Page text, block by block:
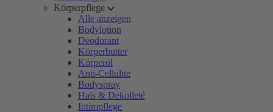
Körperpflege
Alle anzeigen
Bodylotion
Deodorant
Körperbutter
Körperöl
Anti-Cellulite
Bodyspray
Hals & Dekolleté
Intimpflege